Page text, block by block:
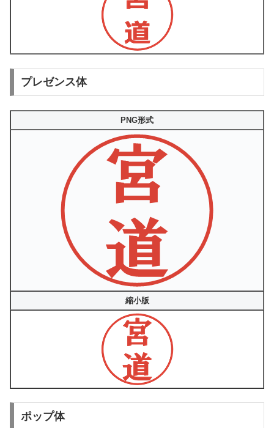
プレゼンス体
PNG形式
縮小版
ポップ体